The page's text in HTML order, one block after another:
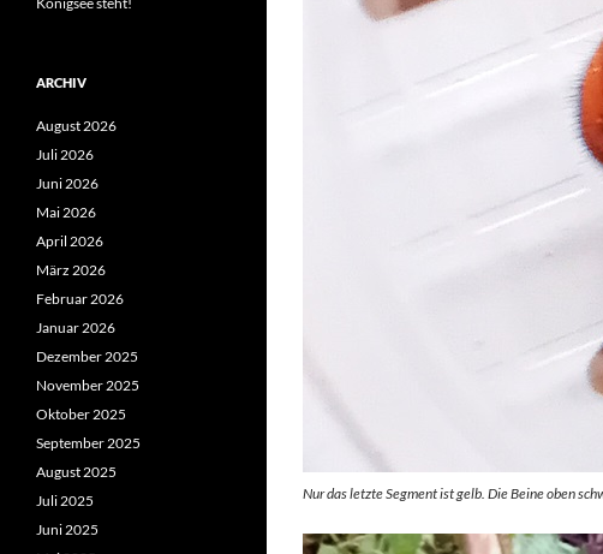
Nur das letzte Segment ist gelb. Die Beine oben
ARCHIV
August 2026
Juli 2026
Juni 2026
Mai 2026
April 2026
März 2026
Februar 2026
Januar 2026
Dezember 2025
November 2025
Oktober 2025
September 2025
August 2025
Juli 2025
Juni 2025